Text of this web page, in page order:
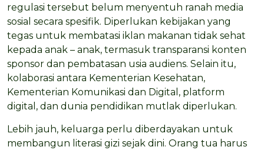
regulasi tersebut belum menyentuh ranah media
sosial secara spesifik. Diperlukan kebijakan yang
tegas untuk membatasi iklan makanan tidak sehat
kepada anak – anak, termasuk transparansi konten
sponsor dan pembatasan usia audiens. Selain itu,
kolaborasi antara Kementerian Kesehatan,
Kementerian Komunikasi dan Digital, platform
digital, dan dunia pendidikan mutlak diperlukan.
Lebih jauh, keluarga perlu diberdayakan untuk
membangun literasi gizi sejak dini. Orang tua harus